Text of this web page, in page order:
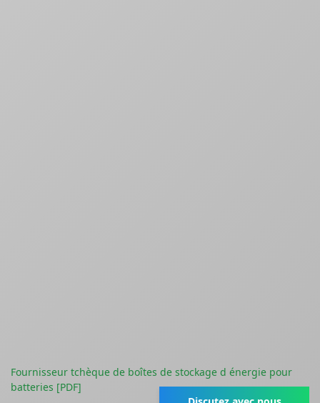
Fournisseur tchèque de boîtes de stockage d énergie pour
batteries [PDF]